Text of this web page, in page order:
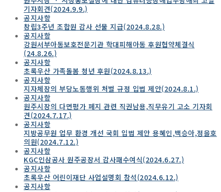
기자회견(2024.9.9.)
공지사항
창립3주년 조합원 감사 선물 지급(2024.8.28.)
공지사항
강원서부아동보호전문기관 학대피해아동 후원협약체결식
(24.8.26.)
공지사항
초록우산 가족돌봄 청년 후원(2024.8.13.)
공지사항
지자체장의 부당노동행위 처벌 규정 입법 제안(2024.8.1.)
공지사항
원주시장의 다면평가 페지 관련 직권남용,직무유기 고소 기자회
견(2024.7.17.)
공지사항
지방공무원 업무 환경 개선 국회 입법 제안 용혜인,백승아,정을호
의원(2024.7.12.)
공지사항
KGC인삼공사 원주공장서 감사패수여식(2024.6.27.)
공지사항
초록우산 어린이재단 사업설명회 참석(2024.6.12.)
공지사항